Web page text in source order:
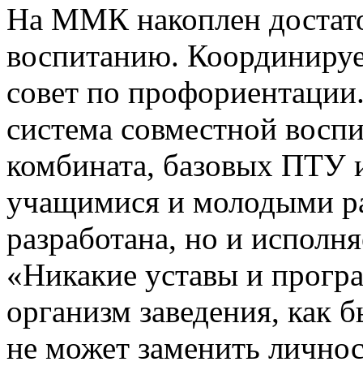
На ММК накоплен
воспитанию.
совет по
система совместной
комбината, базовых
учащимися и молодыми
разработана, но и
«Никакие уставы и
организм заведения,
не может заменить